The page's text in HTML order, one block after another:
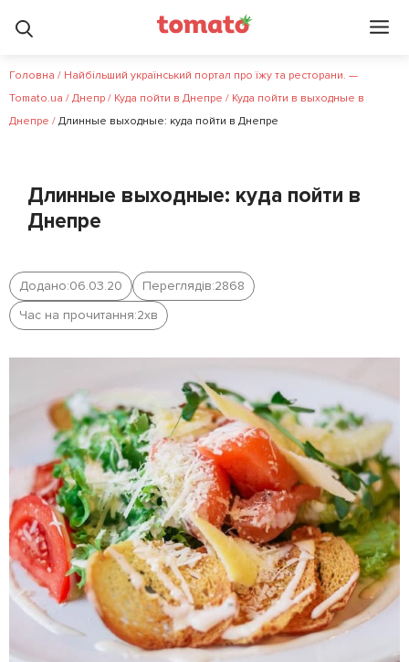
Головна / Найбільший український портал про їжу та ресторани. —
Tomato.ua / Днепр / Куда пойти в Днепре / Куда пойти в выходные в
Днепре / Длинные выходные: куда пойти в Днепре
Длинные выходные: куда пойти в
Днепре
Додано:06.03.20 Переглядів:2868
Час на прочитання:2хв